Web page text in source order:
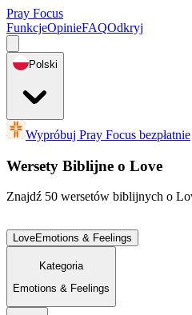
Pray Focus
FunkcjeOpinieFAQOdkryj
Polski
Wypróbuj Pray Focus bezpłatnie
Wersety Biblijne o Love
Znajdź 50 wersetów biblijnych o
LoveEmotions & Feelings
Kategoria
Emotions & Feelings